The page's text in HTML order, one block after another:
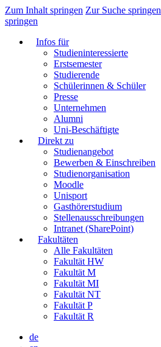
Zum Inhalt springen Zur Suche springen
springen
Infos für
Studieninteressierte
Erstsemester
Studierende
Schülerinnen & Schüler
Presse
Unternehmen
Alumni
Uni-Beschäftigte
Direkt zu
Studienangebot
Bewerben & Einschreiben
Studienorganisation
Moodle
Unisport
Gasthörerstudium
Stellenausschreibungen
Intranet (SharePoint)
Fakultäten
Alle Fakultäten
Fakultät HW
Fakultät M
Fakultät MI
Fakultät NT
Fakultät P
Fakultät R
de